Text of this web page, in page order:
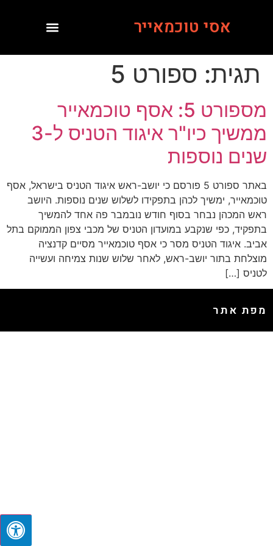
אסי טוכמאייר
תגית: ספורט 5
מספורט 5: אסף טוכמאייר
ממשיך כיו"ר איגוד הטניס ל-3
שנים נוספות
באתר ספורט 5 פורסם כי יושב-ראש איגוד הטניס בישראל, אסף
טוכמאייר, ימשיך לכהן בתפקידו לשלוש שנים נוספות. היושב
ראש המכהן נבחר בסוף חודש נובמבר פה אחד להמשיך
בתפקיד, כפי שנקבע במועדון הטניס של מכבי צפון הממוקם בתל
אביב. איגוד הטניס מסר כי אסף טוכמאייר מסיים קדנציה
מוצלחת בתור יושב-ראש, לאחר שלוש שנות צמיחה ועשייה
לטניס […]
מפת אתר